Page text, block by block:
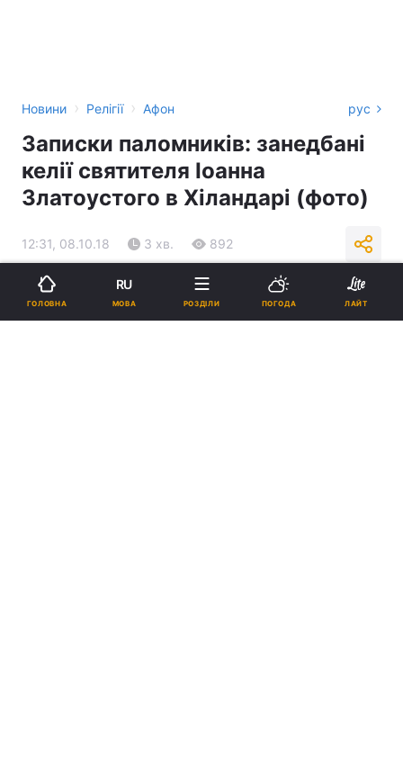
Новини › Релігії › Афон рус
Записки паломників: занедбані
келії святителя Іоанна
Златоустого в Хіландарі (фото)
12:31, 08.10.18 3 хв. 892
Підпишіться на нас в Google
ГОЛОВНА
RU
МОВА РОЗДІЛИ ПОГОДА ЛАЙТ